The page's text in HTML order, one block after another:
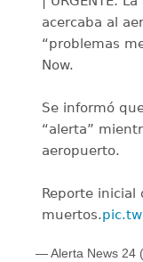
acercaba al
“problemas
Now.
Se informó
“alerta”
aeropuerto.
Reporte inicial
muertos.
— Alerta News 24